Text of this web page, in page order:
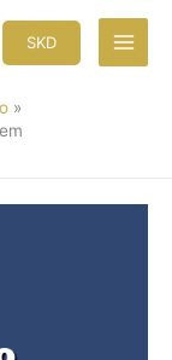
SKD